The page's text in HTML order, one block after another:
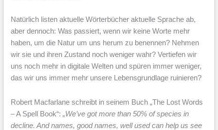
Natürlich listen aktuelle Wörterbücher aktuelle Sprache ab,
aber dennoch: Was passiert, wenn wir keine Worte mehr
haben, um die Natur um uns herum zu benennen? Nehmen
wir sie und ihren Zustand noch weniger wahr? Vertiefen wir
uns noch mehr in digitale Welten und spüren immer weniger,
das wir uns immer mehr unsere Lebensgrundlage ruinieren?
Robert Macfarlane schreibt in seinem Buch „The Lost Words
– A Spell Book“:„We’ve got more than 50% of species in
decline. And names, good names, well used can help us see